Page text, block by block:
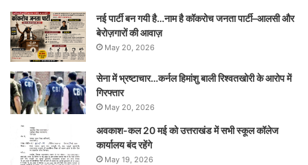
नई पार्टी बन गयी है…नाम है कॉकरोच जनता पार्टी–आलसी और
बेरोज़गारों की आवाज़
May 20, 2026
सेना में भ्रष्टाचार…कर्नल हिमांशु बाली रिश्वतखोरी के आरोप में
गिरफ्तार
May 20, 2026
अवकाश-कल 20 मई को उत्तराखंड में सभी स्कूल कॉलेज
कार्यालय बंद रहेंगे
May 19, 2026